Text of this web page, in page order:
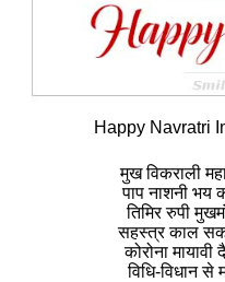
Happy Navratri
मुख विकराली
पाप नाशनी भय
तिमिर रुपी
सहस्त्र काल
कोरोना मायावी
विधि-विधान से